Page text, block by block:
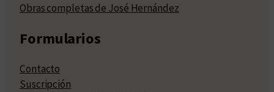
Obras completas de José Hernández
Formularios
Contacto
Suscripción